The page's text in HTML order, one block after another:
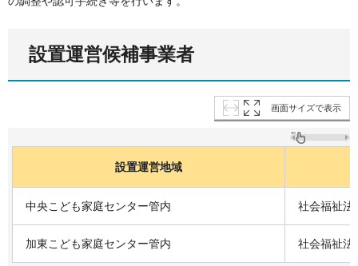
設置運営候補事業者
画面サイズで表示
設置運営地域
中央こども家庭センター管内 社会福祉
加東こども家庭センター管内 社会福祉法